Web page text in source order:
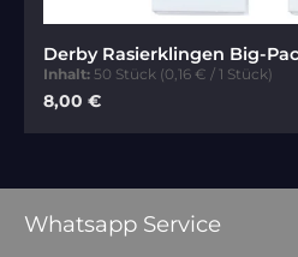
Durchschnittliche
Derby Rasierklingen Big-
Inhalt: 50 Stück (0,16 € / 1 Stück)
Regulärer Preis:
8,00 €
Whatsapp Service